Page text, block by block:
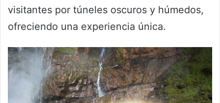
visitantes por túneles oscuros y húmedos,
ofreciendo una experiencia única.